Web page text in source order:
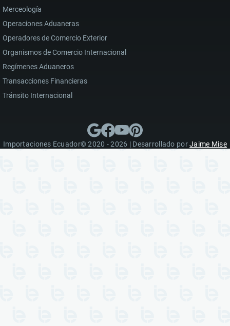
Merceología
Operaciones Aduaneras
Operadores de Comercio Exterior
Organismos de Comercio Internacional
Regímenes Aduaneros
Transacciones Financieras
Tránsito Internacional
Importaciones Ecuador© 2020 - 2026 | Desarrollado porJaime Mise